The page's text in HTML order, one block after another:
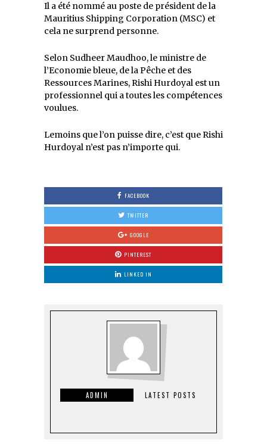
Il a été nommé au poste de président de la
Mauritius Shipping Corporation (MSC) et
cela ne surprend personne.
Selon Sudheer Maudhoo, le ministre de
l’Economie bleue, de la Pêche et des
Ressources Marines, Rishi Hurdoyal est un
professionnel qui a toutes les compétences
voulues.
Lemoins que l’on puisse dire, c’est que Rishi
Hurdoyal n’est pas n’importe qui.
FACEBOOK
TWITTER
GOOGLE
PINTEREST
LINKED IN
ADMIN LATEST POSTS